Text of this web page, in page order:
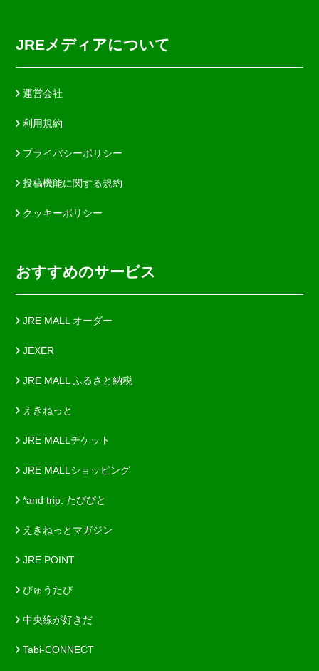
JREメディアについて
運営会社
利用規約
プライバシーポリシー
投稿機能に関する規約
クッキーポリシー
おすすめのサービス
JRE MALL オーダー
JEXER
JRE MALL ふるさと納税
えきねっと
JRE MALLチケット
JRE MALLショッピング
*and trip. たびびと
えきねっとマガジン
JRE POINT
びゅうたび
中央線が好きだ
Tabi-CONNECT